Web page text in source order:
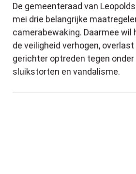
De gemeenteraad van
mei drie belangrijke
camerabewaking. Daarmee wil
de veiligheid verhogen,
gerichter optreden tegen onder
sluikstorten en vandalisme.